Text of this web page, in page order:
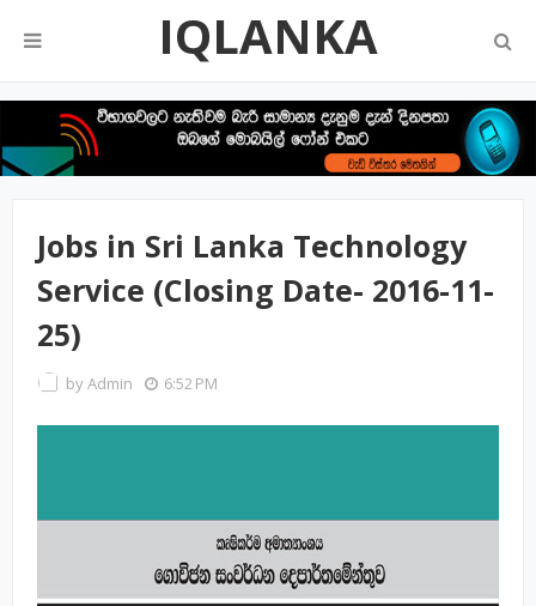
IQLANKA
Jobs in Sri Lanka Technology
Service (Closing Date- 2016-11-
25)
byAdmin 6:52 PM